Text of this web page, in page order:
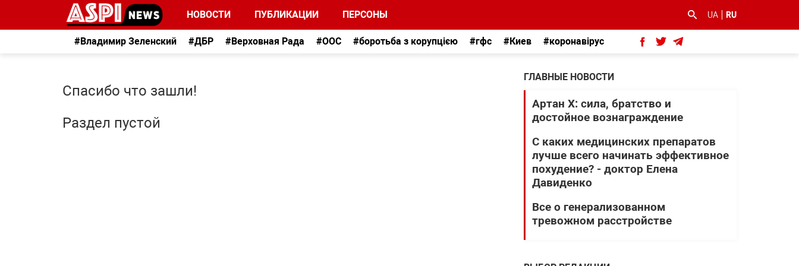
НОВОСТИ ПУБЛИКАЦИИ ПЕРСОНЫ UA RU
#Владимир Зеленский #ДБР #Верховная Рада #ООС #боротьба з корупцією #гфс #Киев #коронавірус
Спасибо что зашли!
Раздел пустой
ГЛАВНЫЕ НОВОСТИ
Артан Х: сила, братство и
достойное вознаграждение
С каких медицинских препаратов
лучше всего начинать эффективное
похудение? - доктор Елена
Давиденко
Все о генерализованном
тревожном расстройстве